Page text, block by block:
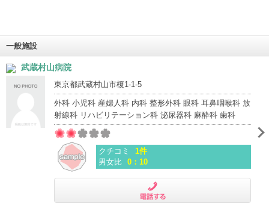
一般施設
武蔵村山病院
東京都武蔵村山市榎1-1-5
外科 小児科 産婦人科 内科 整形外科 眼科 耳鼻咽喉科 放
射線科 リハビリテーション科 泌尿器科 麻酔科 歯科
クチコミ
1件
男女比 0：10